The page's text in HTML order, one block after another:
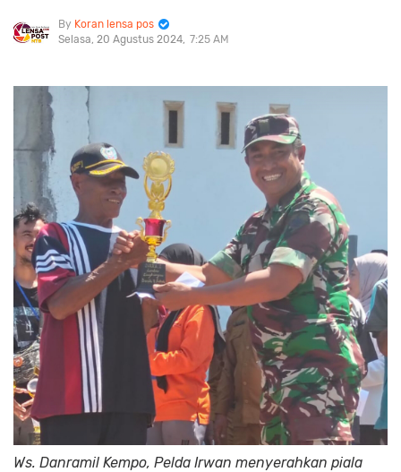
Koran lensa pos
Selasa, 20 Agustus 2024 7:25 AM
Ws. Danramil Kempo, Pelda Irwan menyerahkan piala